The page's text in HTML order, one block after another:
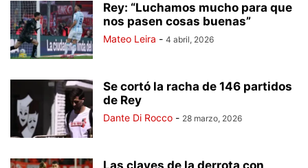
Rey: “Luchamos mucho para que
nos pasen cosas buenas”
Mateo Leira - 4 abril, 2026
Se cortó la racha de 146 partidos
de Rey
Dante Di Rocco - 28 marzo, 2026
Las claves de la derrota con